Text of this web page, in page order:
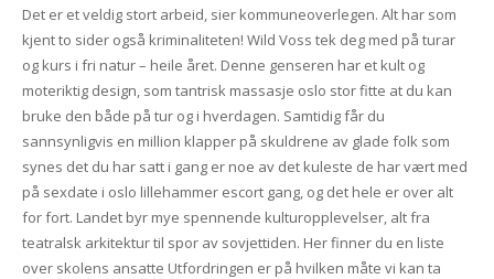
Det er et veldig stort arbeid, sier kommuneoverlegen. Alt har som
kjent to sider også kriminaliteten! Wild Voss tek deg med på turar
og kurs i fri natur – heile året. Denne genseren har et kult og
moteriktig design, som tantrisk massasje oslo stor fitte at du kan
bruke den både på tur og i hverdagen. Samtidig får du
sannsynligvis en million klapper på skuldrene av glade folk som
synes det du har satt i gang er noe av det kuleste de har vært med
på sexdate i oslo lillehammer escort gang, og det hele er over alt
for fort. Landet byr mye spennende kulturopplevelser, alt fra
teatralsk arkitektur til spor av sovjettiden. Her finner du en liste
over skolens ansatte Utfordringen er på hvilken måte vi kan ta